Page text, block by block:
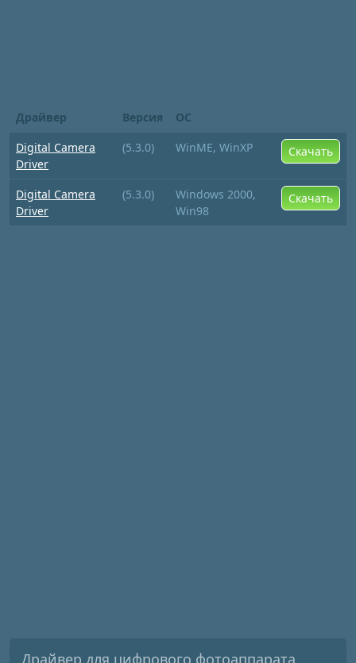
Драйвер Версия
ОС
Digital Camera
Driver
(5.3.0) WinME, WinXP Скачать
Digital Camera
Driver
(5.3.0)
Windows 2000,
Win98
Скачать
Драйвер для цифрового фотоаппарата